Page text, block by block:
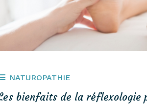
NATUROPATHIE
bienfaits de la réflexologie